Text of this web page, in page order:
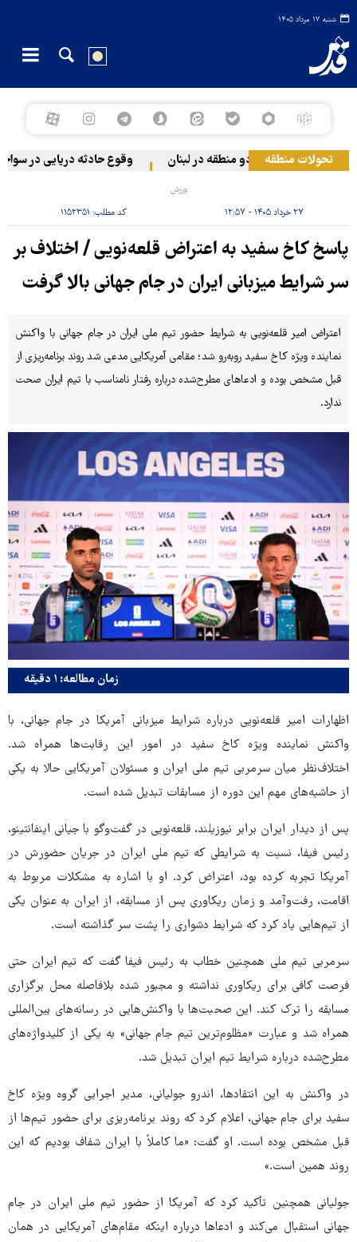
شنبه ۱۷ مرداد ۱۴۰۵
تحولات منطقه
صهیونیستی به دو منطقه در لبنان وقوع حادثه دریایی در سواحل
ورزش
۲۷ خرداد ۱۴۰۵ - ۱۲:۵۷ کد مطلب: ۱۱۵۲۳۵۱
پاسخ کاخ سفید به اعتراض قلعه‌نویی / اختلاف بر
سر شرایط میزبانی ایران در جام جهانی بالا گرفت
اعتراض امیر قلعه‌نویی به شرایط حضور تیم ملی ایران در جام جهانی با واکنش
نماینده ویژه کاخ سفید روبه‌رو شد؛ مقامی آمریکایی مدعی شد روند برنامه‌ریزی از
قبل مشخص بوده و ادعاهای مطرح‌شده درباره رفتار نامناسب با تیم ایران صحت
ندارد.
زمان مطالعه: ۱ دقیقه
اظهارات امیر قلعه‌نویی درباره شرایط میزبانی آمریکا در جام جهانی، با
واکنش نماینده ویژه کاخ سفید در امور این رقابت‌ها همراه شد.
اختلاف‌نظر میان سرمربی تیم ملی ایران و مسئولان آمریکایی حالا به یکی
از حاشیه‌های مهم این دوره از مسابقات تبدیل شده است.
پس از دیدار ایران برابر نیوزیلند، قلعه‌نویی در گفت‌وگو با جیانی اینفانتینو،
رئیس فیفا، نسبت به شرایطی که تیم ملی ایران در جریان حضورش در
آمریکا تجربه کرده بود، اعتراض کرد. او با اشاره به مشکلات مربوط به
اقامت، رفت‌وآمد و زمان ریکاوری پس از مسابقه، از ایران به عنوان یکی
از تیم‌هایی یاد کرد که شرایط دشواری را پشت سر گذاشته است.
سرمربی تیم ملی همچنین خطاب به رئیس فیفا گفت که تیم ایران حتی
فرصت کافی برای ریکاوری نداشته و مجبور شده بلافاصله محل برگزاری
مسابقه را ترک کند. این صحبت‌ها با واکنش‌هایی در رسانه‌های بین‌المللی
همراه شد و عبارت «مظلوم‌ترین تیم جام جهانی» به یکی از کلیدواژه‌های
مطرح‌شده درباره شرایط تیم ایران تبدیل شد.
در واکنش به این انتقادها، اندرو جولیانی، مدیر اجرایی گروه ویژه کاخ
سفید برای جام جهانی، اعلام کرد که روند برنامه‌ریزی برای حضور تیم‌ها از
قبل مشخص بوده است. او گفت: «ما کاملاً با ایران شفاف بودیم که این
روند همین است.»
جولیانی همچنین تأکید کرد که آمریکا از حضور تیم ملی ایران در جام
جهانی استقبال می‌کند و ادعاها درباره اینکه مقام‌های آمریکایی در همان